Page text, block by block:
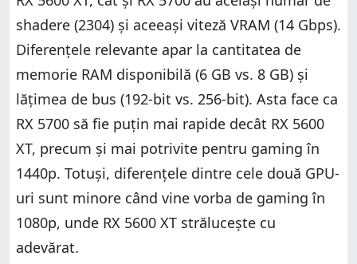
shadere (2304) și aceeași viteză VRAM (14 Gbps).
Diferențele relevante apar la cantitatea de
memorie RAM disponibilă (6 GB vs. 8 GB) și
lățimea de bus (192-bit vs. 256-bit). Asta face ca
RX 5700 să fie puțin mai rapide decât RX 5600
XT, precum și mai potrivite pentru gaming în
1440p. Totuși, diferențele dintre cele două GPU-
uri sunt minore când vine vorba de gaming în
1080p, unde RX 5600 XT strălucește cu
adevărat.